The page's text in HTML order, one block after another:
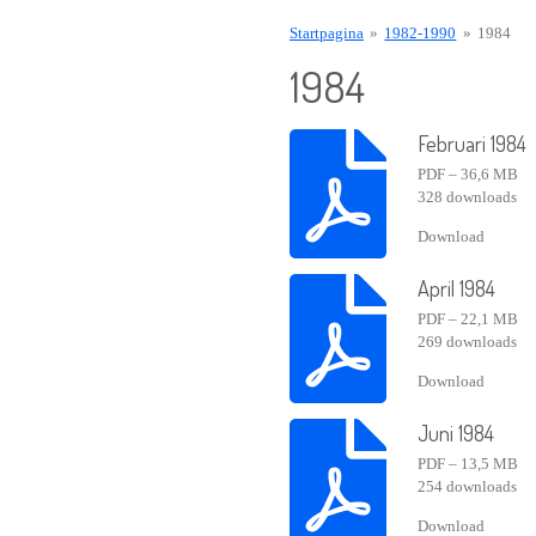
Startpagina » 1982-1990 » 1984
1984
Februari 1984
PDF – 36,6 MB
328 downloads
Download
April 1984
PDF – 22,1 MB
269 downloads
Download
Juni 1984
PDF – 13,5 MB
254 downloads
Download